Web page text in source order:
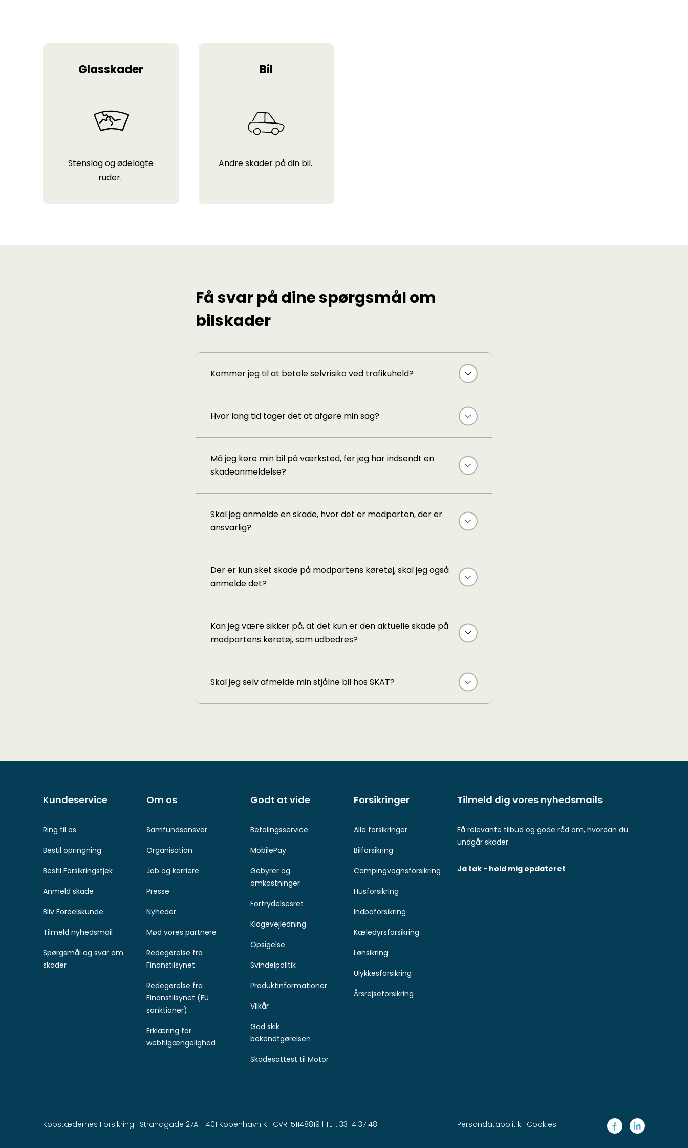
Glasskader
Stenslag og ødelagte
ruder.
Bil
Andre skader på din bil.
Få svar på dine spørgsmål om
bilskader
Kommer jeg til at betale selvrisiko ved trafikuheld?
Hvor lang tid tager det at afgøre min sag?
Må jeg køre min bil på værksted, før jeg har indsendt en
skadeanmeldelse?
Skal jeg anmelde en skade, hvor det er modparten, der er
ansvarlig?
Der er kun sket skade på modpartens køretøj, skal jeg også
anmelde det?
Kan jeg være sikker på, at det kun er den aktuelle skade på
modpartens køretøj, som udbedres?
Skal jeg selv afmelde min stjålne bil hos SKAT?
sider
Kundeservice
Ring til os
Bestil opringning
Bestil Forsikringstjek
Anmeld skade
Bliv Fordelskunde
Tilmeld nyhedsmail
Spørgsmål og svar om
skader
Om os
Samfundsansvar
Organisation
Job og karriere
Presse
Nyheder
Mød vores partnere
Redegørelse fra
Finanstilsynet
Redegørelse fra
Finanstilsynet (EU
sanktioner)
Erklæring for
webtilgængelighed
Godt at vide
Betalingsservice
MobilePay
Gebyrer og
omkostninger
Fortrydelsesret
Klagevejledning
Opsigelse
Svindelpolitik
Produktinformationer
Vilkår
God skik
bekendtgørelsen
Skadesattest til Motor
Forsikringer
Alle forsikringer
Bilforsikring
Campingvognsforsikring
Husforsikring
Indboforsikring
Kæledyrsforsikring
Lønsikring
Ulykkesforsikring
Årsrejseforsikring
Tilmeld dig vores nyhedsmails
Få relevante tilbud og gode råd om, hvordan du
undgår skader.
Ja tak - hold mig opdateret
Persondatapolitik Cookies
Købstædernes Forsikring | Strandgade 27A | 1401 København K | CVR: 51148819 | TLF: 33 14 37 48